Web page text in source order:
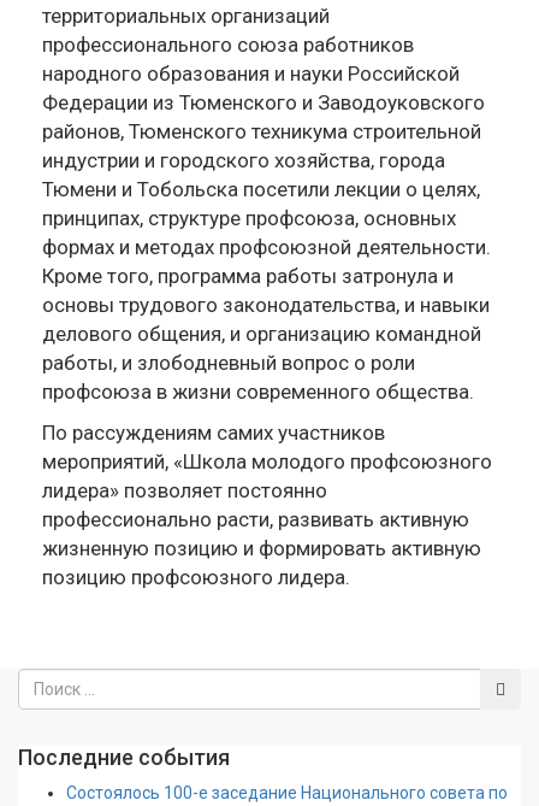
территориальных организаций
профессионального союза работников
народного образования и науки Российской
Федерации из Тюменского и Заводоуковского
районов, Тюменского техникума строительной
индустрии и городского хозяйства, города
Тюмени и Тобольска посетили лекции о целях,
принципах, структуре профсоюза, основных
формах и методах профсоюзной деятельности.
Кроме того, программа работы затронула и
основы трудового законодательства, и навыки
делового общения, и организацию командной
работы, и злободневный вопрос о роли
профсоюза в жизни современного общества.
По рассуждениям самих участников
мероприятий, «Школа молодого профсоюзного
лидера» позволяет постоянно
профессионально расти, развивать активную
жизненную позицию и формировать активную
позицию профсоюзного лидера.
Последние события
Состоялось 100-е заседание Национального совета по